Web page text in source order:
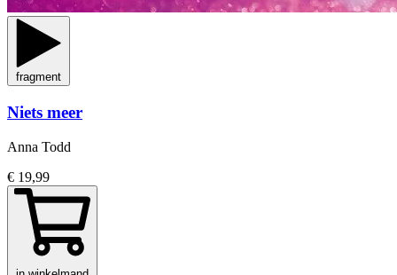
fragment
Niets meer
Anna Todd
€ 19,99